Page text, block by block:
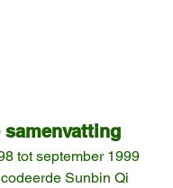
tot september 1999
Sunbin Qi